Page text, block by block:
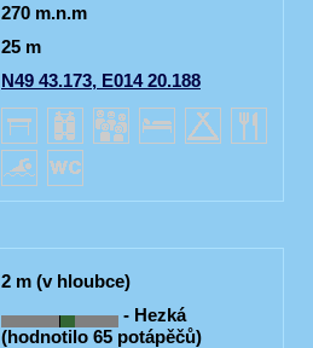
270 m.n.m
25 m
N49 43.173, E014 20.188
2 m (v hloubce)
- Hezká
(hodnotilo 65 potápěčů)